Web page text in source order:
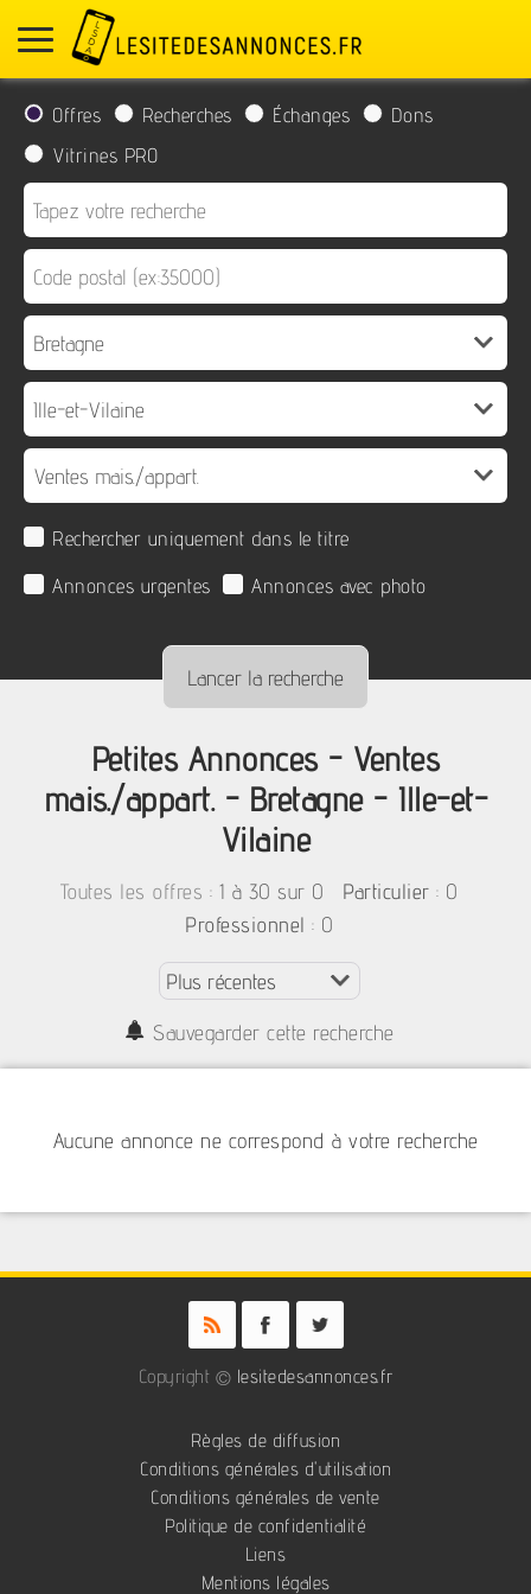
Offres Recherches Échanges
Dons
Vitrines PRO
Rechercher uniquement dans le titre
Annonces urgentes
Annonces avec photo
Petites Annonces - Ventes
mais./appart. - Bretagne - Ille-et-
Vilaine
Toutes les offres : 1 à 30 sur 0 Particulier : 0
Professionnel : 0
Sauvegarder cette recherche
Aucune annonce ne correspond à votre recherche
Copyright © lesitedesannonces.fr
Règles de diffusion
Conditions générales d'utilisation
Conditions générales de vente
Politique de confidentialité
Liens
Mentions légales